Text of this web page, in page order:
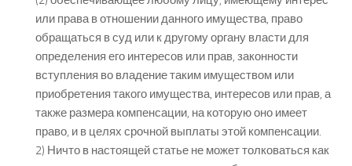
или права в отношении данного имущества, право
обращаться в суд или к другому органу власти для
определения его интересов или прав, законности
вступления во владение таким имуществом или
приобретения такого имущества, интересов или прав, а
также размера компенсации, на которую оно имеет
право, и в целях срочной выплаты этой компенсации.
2) Ничто в настоящей статье не может толковаться как